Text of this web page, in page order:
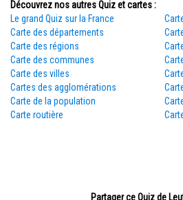
Découvrez nos autres Quiz et cartes :
Le grand Quiz sur la France
Carte des départements
Carte des régions
Carte des communes
Carte des villes
Cartes des agglomérations
Carte de la population
Carte routière
Partager ce Quiz de